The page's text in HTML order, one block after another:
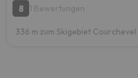
8
1 Bewertungen
336 m zum Skigebiet Courchevel